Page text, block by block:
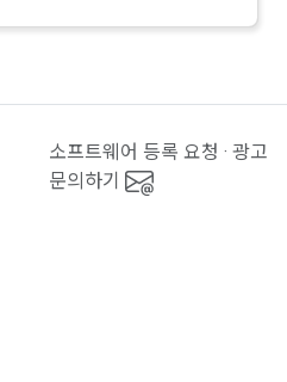
소프트웨어 등록 요청 · 광고
문의하기